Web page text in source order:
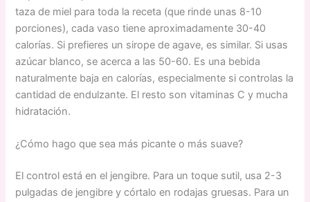
taza de miel para toda la receta (que rinde unas 8-10
porciones), cada vaso tiene aproximadamente 30-40
calorías. Si prefieres un sirope de agave, es similar. Si usas
azúcar blanco, se acerca a las 50-60. Es una bebida
naturalmente baja en calorías, especialmente si controlas la
cantidad de endulzante. El resto son vitaminas C y mucha
hidratación.
¿Cómo hago que sea más picante o más suave?
El control está en el jengibre. Para un toque sutil, usa 2-3
pulgadas de jengibre y córtalo en rodajas gruesas. Para un